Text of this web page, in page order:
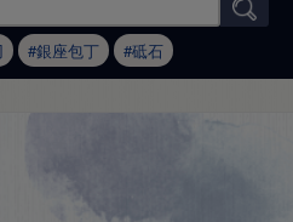
銀座包丁 砥石